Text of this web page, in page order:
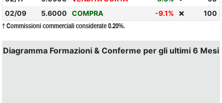
02/09
5.6000 COMPRA -9.1% ❌ 100
† Commissioni commerciali considerate 0.20%.
Diagramma Formazioni & Conferme per gli ultimi 6 Mesi